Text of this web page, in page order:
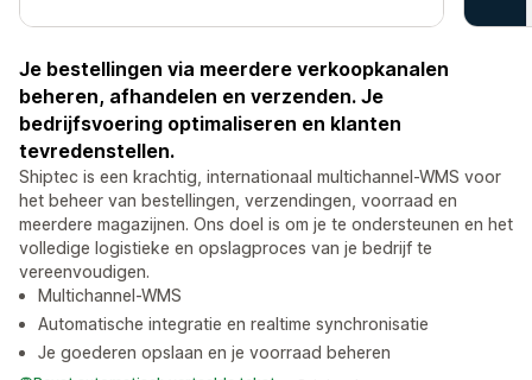
Je bestellingen via meerdere verkoopkanalen
beheren, afhandelen en verzenden. Je
bedrijfsvoering optimaliseren en klanten
tevredenstellen.
Shiptec is een krachtig, internationaal multichannel-WMS voor
het beheer van bestellingen, verzendingen, voorraad en
meerdere magazijnen. Ons doel is om je te ondersteunen en het
volledige logistieke en opslagproces van je bedrijf te
vereenvoudigen.
Multichannel-WMS
Automatische integratie en realtime synchronisatie
Je goederen opslaan en je voorraad beheren